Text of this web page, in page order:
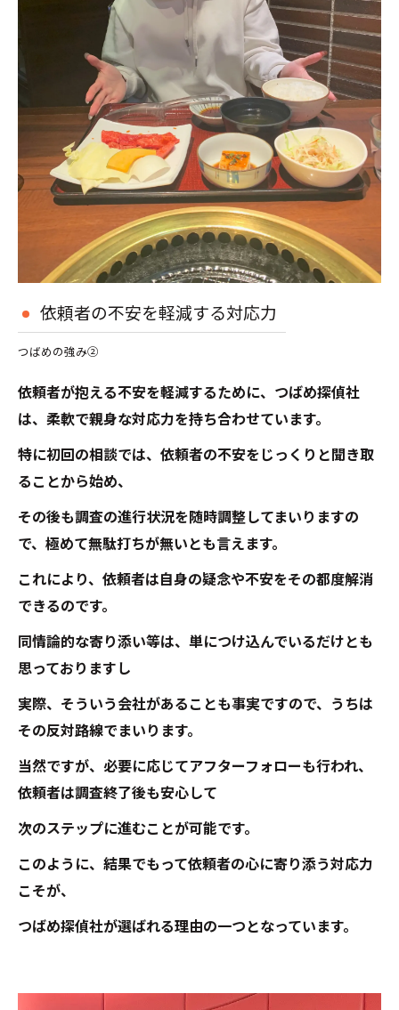
依頼者の不安を軽減する対応力
つばめの強み②
依頼者が抱える不安を軽減するために、つばめ探偵社
は、柔軟で親身な対応力を持ち合わせています。
特に初回の相談では、依頼者の不安をじっくりと聞き取
ることから始め、
その後も調査の進行状況を随時調整してまいりますの
で、極めて無駄打ちが無いとも言えます。
これにより、依頼者は自身の疑念や不安をその都度解消
できるのです。
同情論的な寄り添い等は、単につけ込んでいるだけとも
思っておりますし
実際、そういう会社があることも事実ですので、うちは
その反対路線でまいります。
当然ですが、必要に応じてアフターフォローも行われ、
依頼者は調査終了後も安心して
次のステップに進むことが可能です。
このように、結果でもって依頼者の心に寄り添う対応力
こそが、
つばめ探偵社が選ばれる理由の一つとなっています。